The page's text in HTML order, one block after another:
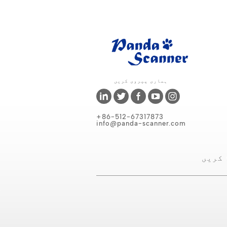
ہماری پیروی کریں
+86-512-67317873
info@panda-scanner.com
کریں